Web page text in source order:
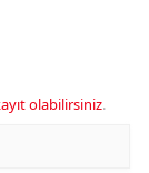
olabilirsiniz.